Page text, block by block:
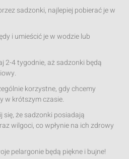
sadzonki, najlepiej pobierać je w
i umieścić je w wodzie lub
2-4 tygodnie, aż sadzonki będą
korzystne, gdy chcemy
w krótszym czasie.
że sadzonki posiadają
wilgoci, co wpłynie na ich zdrowy
pelargonie będą piękne i bujne!